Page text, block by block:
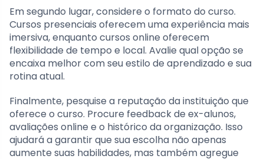
Em segundo lugar, considere o formato do curso.
Cursos presenciais oferecem uma experiência mais
imersiva, enquanto cursos online oferecem
flexibilidade de tempo e local. Avalie qual opção se
encaixa melhor com seu estilo de aprendizado e sua
rotina atual.
Finalmente, pesquise a reputação da instituição que
oferece o curso. Procure feedback de ex-alunos,
avaliações online e o histórico da organização. Isso
ajudará a garantir que sua escolha não apenas
aumente suas habilidades, mas também agregue